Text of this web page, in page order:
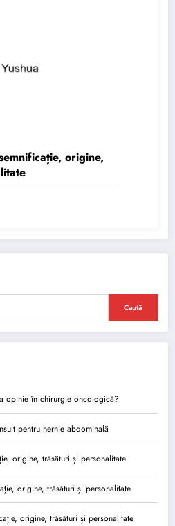
origine,
Caută
opinie în chirurgie oncologică?
pentru hernie abdominală
origine, trăsături și personalitate
origine, trăsături și personalitate
origine, trăsături și personalitate